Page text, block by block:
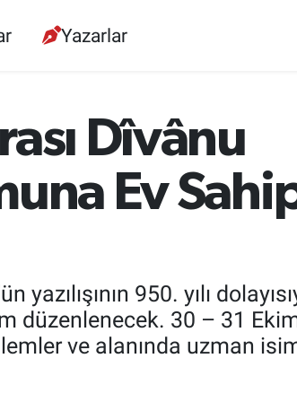
Yazarlar
Dîvânu
Ev
950. yılı
düzenlenecek. 30 – 31
ve alanında uzman